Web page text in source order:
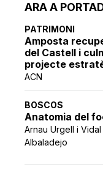
ARA A
PATRIMONI
Amposta
del Castell i
projecte
ACN
BOSCOS
Anatomia del
Arnau Urgell i
Albaladejo